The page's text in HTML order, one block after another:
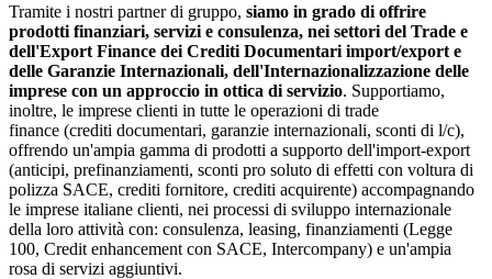
Tramite i nostri partner di gruppo, siamo in grado di offrire
prodotti finanziari, servizi e consulenza, nei settori del Trade e
dell'Export Finance dei Crediti Documentari import/export e
delle Garanzie Internazionali, dell'Internazionalizzazione delle
imprese con un approccio in ottica di servizio. Supportiamo,
inoltre, le imprese clienti in tutte le operazioni di trade
finance (crediti documentari, garanzie internazionali, sconti di l/c),
offrendo un'ampia gamma di prodotti a supporto dell'import-export
(anticipi, prefinanziamenti, sconti pro soluto di effetti con voltura di
polizza SACE, crediti fornitore, crediti acquirente) accompagnando
le imprese italiane clienti, nei processi di sviluppo internazionale
della loro attività con: consulenza, leasing, finanziamenti (Legge
100, Credit enhancement con SACE, Intercompany) e un'ampia
rosa di servizi aggiuntivi.